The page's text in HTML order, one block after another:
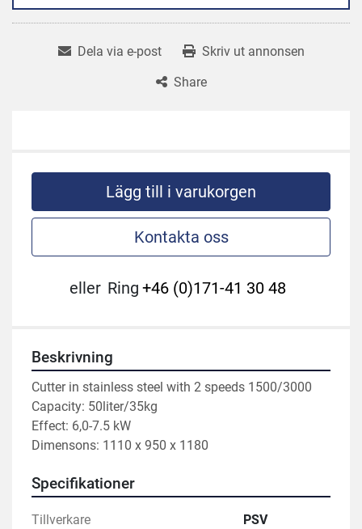
Dela via e-post
Skriv ut annonsen
Share
Lägg till i varukorgen
Kontakta oss
eller Ring +46 (0)171-41 30 48
Beskrivning
Cutter in stainless steel with 2 speeds 1500/3000
Capacity: 50liter/35kg
Effect: 6,0-7.5 kW
Dimensons: 1110 x 950 x 1180
Specifikationer
Tillverkare PSV